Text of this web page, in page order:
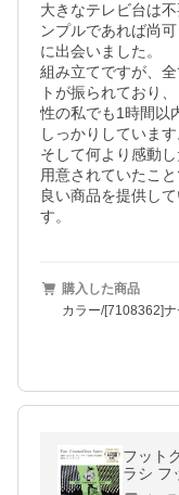
大きなテレビ台は
ンプルであれば尚
に出会いました。
組み立てですが、
トが振られており
性の私でも1時間以
しっかりしています
そして何より感動
用意されていたこと
良い商品を提供し
す。
購入した商品
カラー/[7108362]
フット
ラシ フ
ットネ